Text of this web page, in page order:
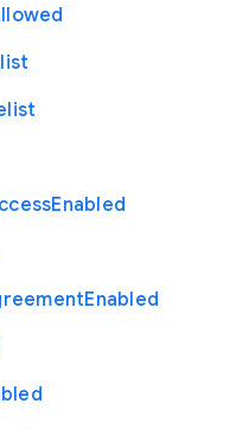
Enabled
Enabled